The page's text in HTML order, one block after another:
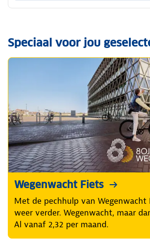
Speciaal voor jou
Wegenwacht Fiets
Met de pechhulp van Wegenwacht
weer verder. Wegenwacht, maar
Al vanaf 2,32 per maand.